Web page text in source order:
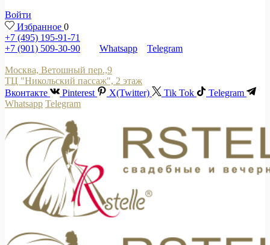
Войти
Избранное 0
+7 (495) 195-91-71
+7 (901) 509-30-90
Whatsapp Telegram
Москва, Ветошный пер.,9
ТЦ "Никольский пассаж", 2 этаж
Вконтакте
Pinterest X(Twitter) Tik Tok
Telegram
Whatsapp Telegram